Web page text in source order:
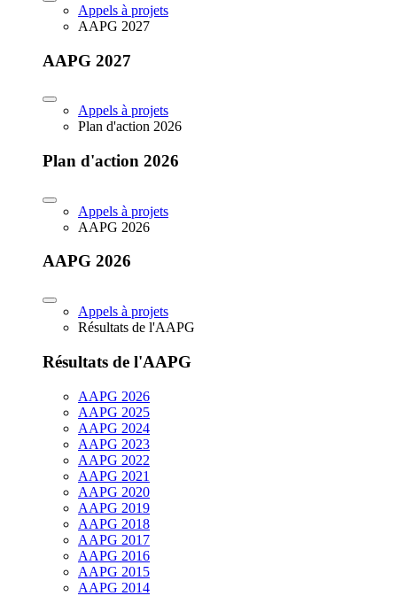
Appels à projets
AAPG 2027
AAPG 2027
Appels à projets
Plan d'action 2026
Plan d'action 2026
Appels à projets
AAPG 2026
AAPG 2026
Appels à projets
Résultats de l'AAPG
Résultats de l'AAPG
AAPG 2026
AAPG 2025
AAPG 2024
AAPG 2023
AAPG 2022
AAPG 2021
AAPG 2020
AAPG 2019
AAPG 2018
AAPG 2017
AAPG 2016
AAPG 2015
AAPG 2014